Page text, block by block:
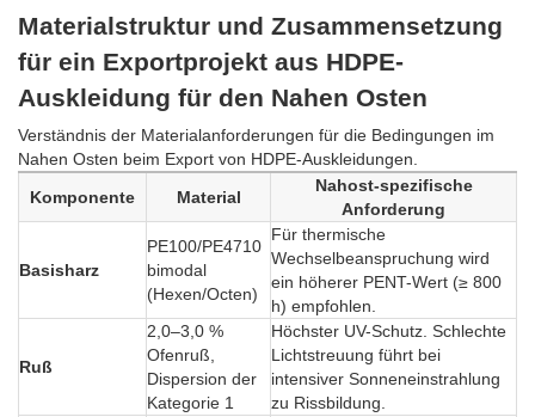
Materialstruktur und Zusammensetzung
für ein Exportprojekt aus HDPE-
Auskleidung für den Nahen Osten
Verständnis der Materialanforderungen für die Bedingungen im
Nahen Osten beim Export von HDPE-Auskleidungen.
Komponente
Material
Nahost-spezifische
Anforderung
Basisharz
PE100/PE4710
bimodal
(Hexen/Octen)
Für thermische
Wechselbeanspruchung wird
ein höherer PENT-Wert (≥ 800
h) empfohlen.
Ruß
2,0–3,0 %
Ofenruß,
Dispersion der
Kategorie 1
Höchster UV-Schutz. Schlechte
Lichtstreuung führt bei
intensiver Sonneneinstrahlung
zu Rissbildung.